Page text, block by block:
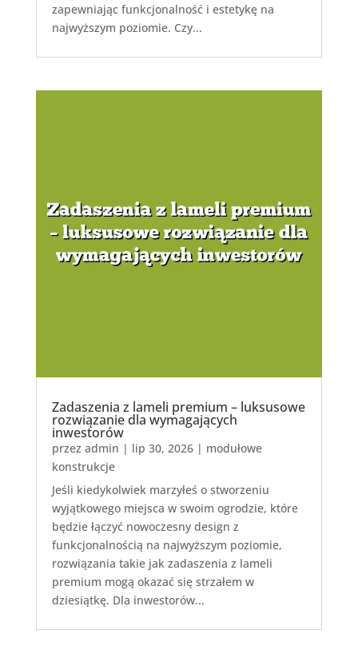
zapewniając funkcjonalność i estetykę na
najwyższym poziomie. Czy...
Zadaszenia z lameli premium – luksusowe
rozwiązanie dla wymagających
inwestorów
przez admin | lip 30, 2026| modułowe
konstrukcje
Jeśli kiedykolwiek marzyłeś o stworzeniu
wyjątkowego miejsca w swoim ogrodzie, które
będzie łączyć nowoczesny design z
funkcjonalnością na najwyższym poziomie,
rozwiązania takie jak zadaszenia z lameli
premium mogą okazać się strzałem w
dziesiątkę. Dla inwestorów...